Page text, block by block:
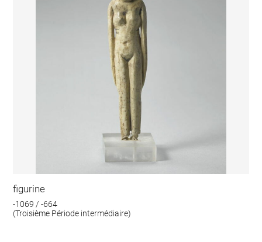
figurine
-1069 / -664
(Troisième Période intermédiaire)